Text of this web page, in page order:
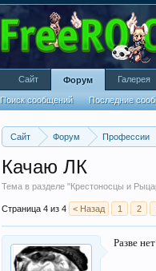
Сайт Форум Профессии
Качаю ЛК
Тема в разделе "Крестоносцы и
Страница 4 из 4 < Назад 1 2
Разве
Сайт Форум
Поиск сообщений Последние
Галерея